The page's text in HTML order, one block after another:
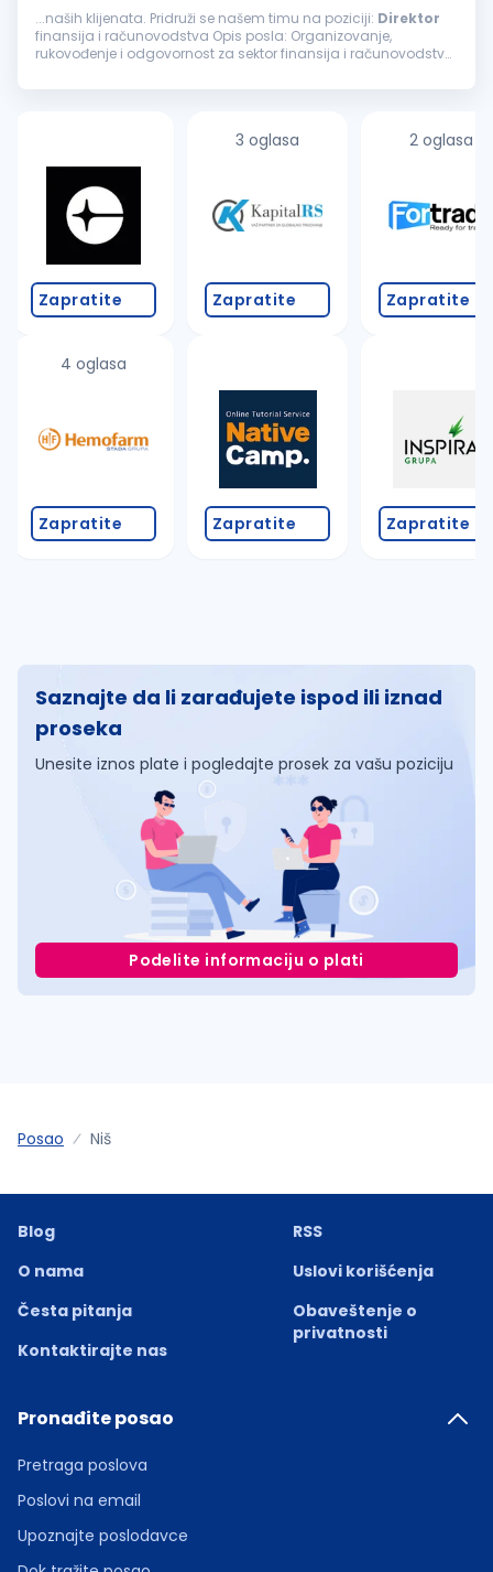
...naših klijenata. Pridruži se našem timu na poziciji: Direktor
finansija i računovodstva Opis posla: Organizovanje,
rukovođenje i odgovornost za sektor finansija i računovodstva
program...
Zapratite
4 oglasa
Zapratite
3 oglasa
Zapratite
Zapratite
2 oglasa
Zapratite
Zapratite
Saznajte da li zarađujete ispod ili iznad
proseka
Unesite iznos plate i pogledajte prosek za vašu poziciju
Podelite informaciju o plati
Posao Niš
Blog
O nama
Česta pitanja
Kontaktirajte nas
RSS
Uslovi korišćenja
Obaveštenje o
privatnosti
Pronađite posao
Pretraga poslova
Poslovi na email
Upoznajte poslodavce